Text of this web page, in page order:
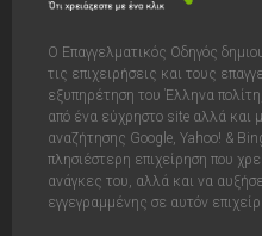
Ο Επαγγελματικός Οδηγός
τις επιχειρήσεις και τους
εξυπηρέτηση του Έλληνα
από ένα εύχρηστο site αλλά
αναζήτησης Google, Yahoo! &
πλησιέστερη επιχείρηση που
ανάγκες του, αλλά και να
εγγεγραμμένης σε αυτόν